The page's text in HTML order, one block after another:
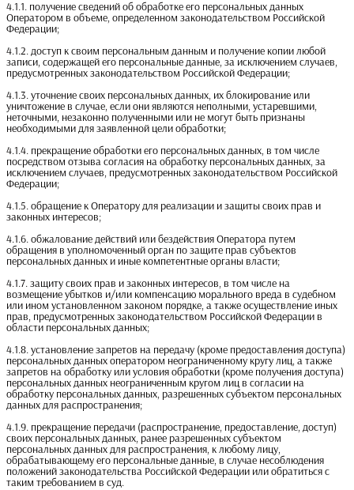
4.1.1. получение сведений об обработке его персональных данных
Оператором в объеме, определенном законодательством Российской
Федерации;
4.1.2. доступ к своим персональным данным и получение копии любой
записи, содержащей его персональные данные, за исключением случаев,
предусмотренных законодательством Российской Федерации;
4.1.3. уточнение своих персональных данных, их блокирование или
уничтожение в случае, если они являются неполными, устаревшими,
неточными, незаконно полученными или не могут быть признаны
необходимыми для заявленной цели обработки;
4.1.4. прекращение обработки его персональных данных, в том числе
посредством отзыва согласия на обработку персональных данных, за
исключением случаев, предусмотренных законодательством Российской
Федерации;
4.1.5. обращение к Оператору для реализации и защиты своих прав и
законных интересов;
4.1.6. обжалование действий или бездействия Оператора путем
обращения в уполномоченный орган по защите прав субъектов
персональных данных и иные компетентные органы власти;
4.1.7. защиту своих прав и законных интересов, в том числе на
возмещение убытков и/или компенсацию морального вреда в судебном
или ином установленном законом порядке, а также осуществление иных
прав, предусмотренных законодательством Российской Федерации в
области персональных данных;
4.1.8. установление запретов на передачу (кроме предоставления доступа)
персональных данных оператором неограниченному кругу лиц, а также
запретов на обработку или условия обработки (кроме получения доступа)
персональных данных неограниченным кругом лиц в согласии на
обработку персональных данных, разрешенных субъектом персональных
данных для распространения;
4.1.9. прекращение передачи (распространение, предоставление, доступ)
своих персональных данных, ранее разрешенных субъектом
персональных данных для распространения, к любому лицу,
обрабатывающему его персональные данные, в случае несоблюдения
положений законодательства Российской Федерации или обратиться с
таким требованием в суд.